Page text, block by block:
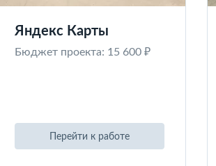
Яндекс Карты
Бюджет проекта: 15 600 ₽
Перейти к работе